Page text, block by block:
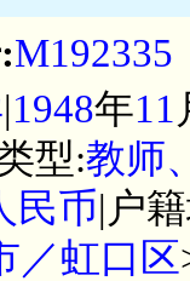
M192335
|1948年11
型:教师
民币|户
／虹口区